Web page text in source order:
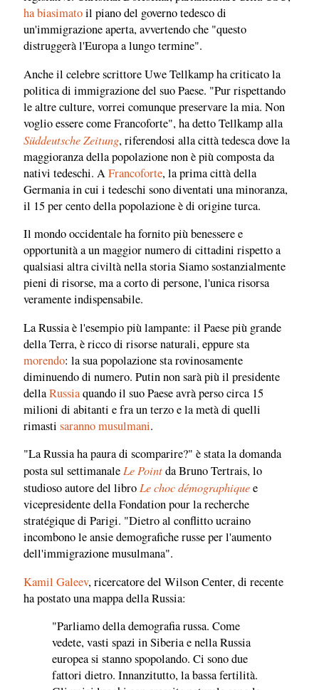
ha biasimatoil piano del governo tedesco di
un'immigrazione aperta, avvertendo che "questo
distruggerà l'Europa a lungo termine".
Anche il celebre scrittore Uwe Tellkamp ha criticato la
politica di immigrazione del suo Paese. "Pur rispettando
le altre culture, vorrei comunque preservare la mia. Non
voglio essere come Francoforte", ha detto Tellkamp alla
Süddeutsche Zeitung, riferendosi alla città tedesca dove la
maggioranza della popolazione non è più composta da
nativi tedeschi. AFrancoforte, la prima città della
Germania in cui i tedeschi sono diventati una minoranza,
il 15 per cento della popolazione è di origine turca.
Il mondo occidentale ha fornito più benessere e
opportunità a un maggior numero di cittadini rispetto a
qualsiasi altra civiltà nella storia Siamo sostanzialmente
pieni di risorse, ma a corto di persone, l'unica risorsa
veramente indispensabile.
La Russia è l'esempio più lampante: il Paese più grande
della Terra, è ricco di risorse naturali, eppure sta
morendo: la sua popolazione sta rovinosamente
diminuendo di numero. Putin non sarà più il presidente
dellaRussiaquando il suo Paese avrà perso circa 15
milioni di abitanti e fra un terzo e la metà di quelli
rimasti saranno musulmani.
"La Russia ha paura di scomparire?" è stata la domanda
posta sul settimanale Le Pointda Bruno Tertrais, lo
studioso autore del libro Le choc démographiquee
vicepresidente della Fondation pour la recherche
stratégique di Parigi. "Dietro al conflitto ucraino
incombono le ansie demografiche russe per l'aumento
dell'immigrazione musulmana".
Kamil Galeev, ricercatore del Wilson Center, di recente
ha postato una mappa della Russia:
"Parliamo della demografia russa. Come
vedete, vasti spazi in Siberia e nella Russia
europea si stanno spopolando. Ci sono due
fattori dietro. Innanzitutto, la bassa fertilità.